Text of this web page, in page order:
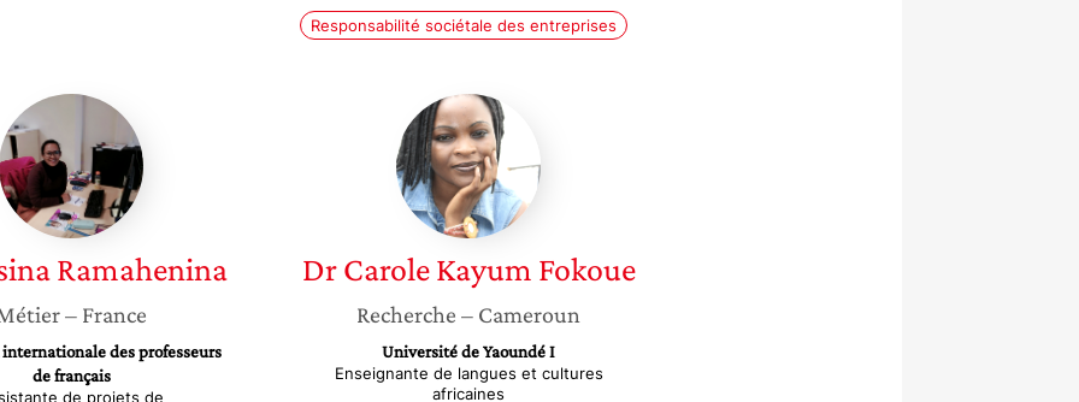
Responsabilité sociétale des entreprises
Ny
Hasina
Ramahenina
Ramahenina
– France
des professeurs
de français
de projets de
Dr
Carole
Kayum
Fokoue
Dr Carole Kayum Fokoue
Recherche – Cameroun
Université de Yaoundé I
Enseignante de langues et cultures
africaines